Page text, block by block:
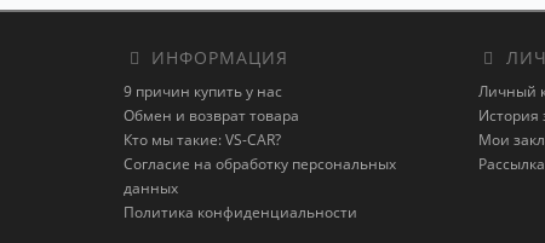
ИНФОРМАЦИЯ
9 причин купить у нас
Обмен и возврат товара
Кто мы такие: VS-CAR?
Согласие на обработку персональных
данных
Политика конфиденциальности
Личный
История
Мои